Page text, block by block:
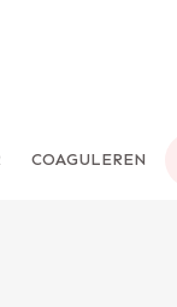
COAGULEREN